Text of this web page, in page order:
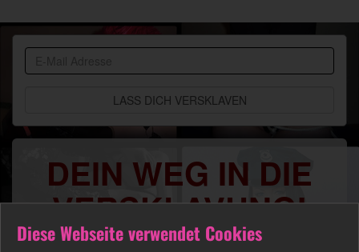
Diese Webseite verwendet Cookies
DEIN WEG IN DIE
VERSKLAVUNG!
Du sehnst Dich danach benutzt, manipuliert,